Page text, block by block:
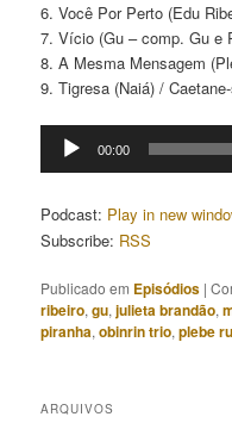
6. Você Por Perto (Edu
7. Vício (Gu – comp. Gu e
8. A Mesma Mensagem
9. Tigresa (Naiá) /
Tocador
00:00
Podcast: Play in new
Subscribe: RSS
Publicado em Episódios |
ribeiro,gu,julieta brandão,
piranha,obinrin trio,plebe
ARQUIVOS